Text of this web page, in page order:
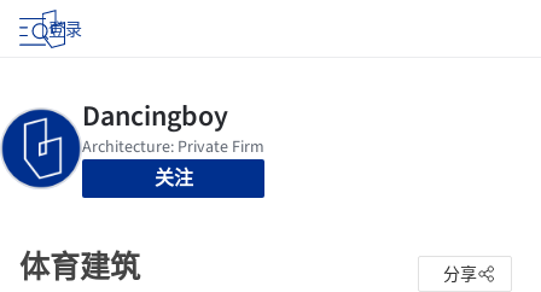
登录
关注
体育建筑 分享